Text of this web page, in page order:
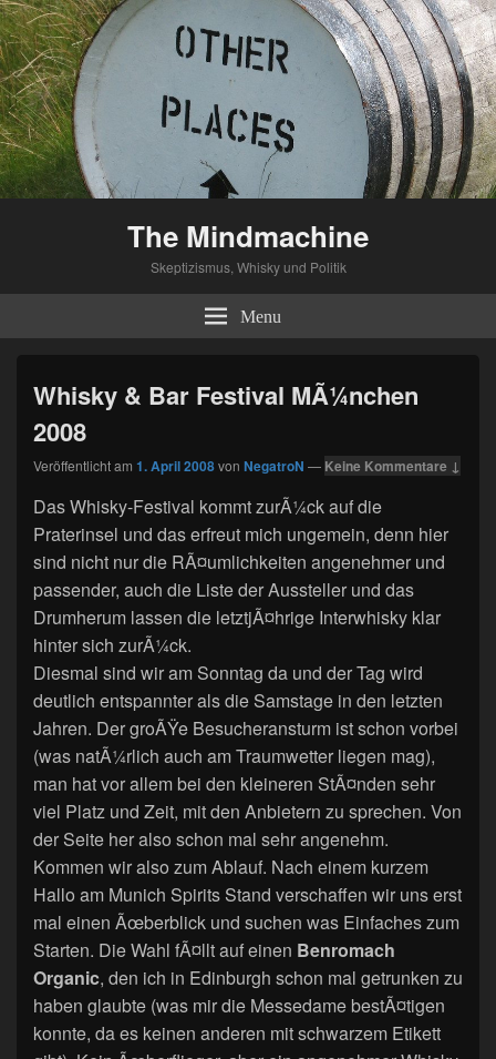
The Mindmachine
Skeptizismus, Whisky und Politik
Menu
Whisky & Bar Festival MÃ¼nchen
2008
Veröffentlicht am 1. April 2008von NegatroN — Keine Kommentare ↓
Das Whisky-Festival kommt zurÃ¼ck auf die
Praterinsel und das erfreut mich ungemein, denn hier
sind nicht nur die RÃ¤umlichkeiten angenehmer und
passender, auch die Liste der Aussteller und das
Drumherum lassen die letztjÃ¤hrige Interwhisky klar
hinter sich zurÃ¼ck.
Diesmal sind wir am Sonntag da und der Tag wird
deutlich entspannter als die Samstage in den letzten
Jahren. Der groÃŸe Besucheransturm ist schon vorbei
(was natÃ¼rlich auch am Traumwetter liegen mag),
man hat vor allem bei den kleineren StÃ¤nden sehr
viel Platz und Zeit, mit den Anbietern zu sprechen. Von
der Seite her also schon mal sehr angenehm.
Kommen wir also zum Ablauf. Nach einem kurzem
Hallo am Munich Spirits Stand verschaffen wir uns erst
mal einen Ãœberblick und suchen was Einfaches zum
Starten. Die Wahl fÃ¤llt auf einen Benromach
Organic, den ich in Edinburgh schon mal getrunken zu
haben glaubte (was mir die Messedame bestÃ¤tigen
konnte, da es keinen anderen mit schwarzem Etikett